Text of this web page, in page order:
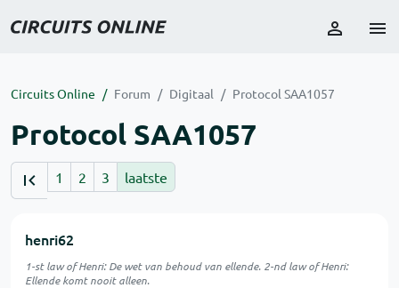
Circuits Online Forum Digitaal Protocol SAA1057
Protocol SAA1057
1 2 3 laatste
henri62
1-st law of Henri: De wet van behoud van ellende. 2-nd law of Henri:
Ellende komt nooit alleen.